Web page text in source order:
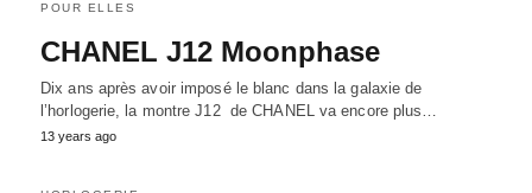
POUR ELLES
CHANEL J12 Moonphase
Dix ans après avoir imposé le blanc dans la galaxie de
l’horlogerie, la montre J12 de CHANEL va encore plus…
13 years ago